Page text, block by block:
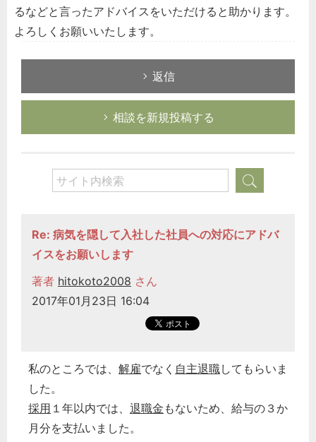
るなどと言ったアドバイスをいただけると助かります。
よろしくお願いいたします。
返信
相談を新規投稿する
Re: 病気を隠して入社した社員への対応にアドバ
イスをお願いします
著者 hitokoto2008 さん
2017年01月23日 16:04
私のところでは、 解雇でなく 自主退職してもらいま
した。
採用 １年以内では、 退職金 もないため、給与の３か
月分を支払いました。